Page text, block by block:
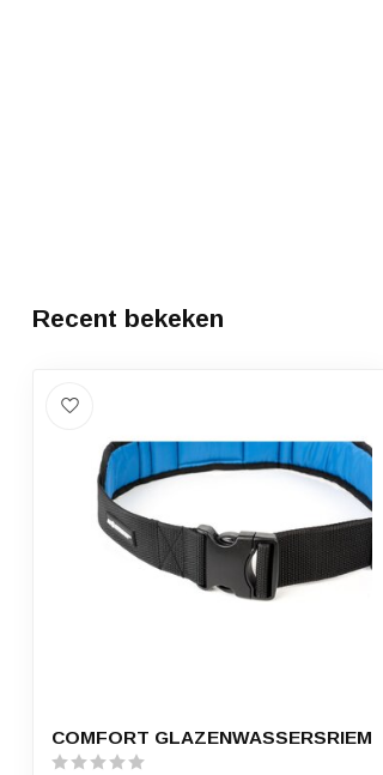
Recent bekeken
COMFORT GLAZENWASSERSRIEM